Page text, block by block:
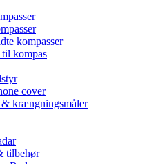
kompasser
kompas
cover
krængningsmåler
tilbehør